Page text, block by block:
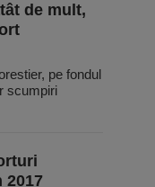
de mult,
pe fondul
scumpiri
2017